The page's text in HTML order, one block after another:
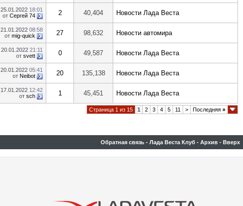
25.01.2022 18:01
от Сергей 74 2 40,404 Новости Лада Веста
21.01.2022 08:58
от mig-quick 27 98,632 Новости автомира
20.01.2022 21:11
от svett 0 49,587 Новости Лада Веста
20.01.2022 05:41
от Neibot 20 135,138 Новости Лада Веста
17.01.2022 12:42
от sch 1 45,451 Новости Лада Веста
Страница 1 из 15 1 2 3 4 5 11 > Последняя »
Обратная связь - Лада Веста Клуб - Архив - Вверх